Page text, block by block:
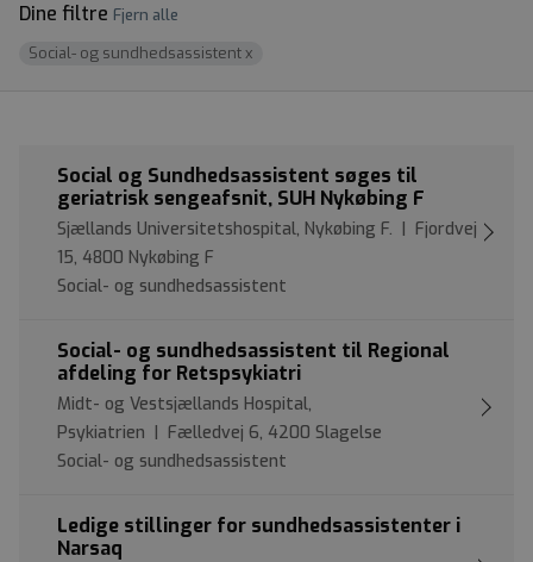
Dine filtre Fjern alle
Social- og sundhedsassistentx
Social og Sundhedsassistent søges til
geriatrisk sengeafsnit, SUH Nykøbing F
Sjællands Universitetshospital, Nykøbing F. | Fjordvej
15, 4800 Nykøbing F
Social- og sundhedsassistent
Social- og sundhedsassistent til Regional
afdeling for Retspsykiatri
Midt- og Vestsjællands Hospital,
Psykiatrien | Fælledvej 6, 4200 Slagelse
Social- og sundhedsassistent
Ledige stillinger for sundhedsassistenter i
Narsaq